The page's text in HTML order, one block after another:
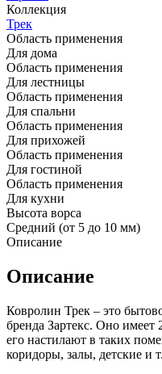
Коллекция
Трек
Область применения
Для дома
Область применения
Для лестницы
Область применения
Для спальни
Область применения
Для прихожей
Область применения
Для гостиной
Область применения
Для кухни
Высота ворса
Средний (от 5 до 10 мм)
Описание
Описание
Ковролин Трек – это
бренда Зартекс. Оно имеет
его настилают в таких
коридоры, залы, детские и